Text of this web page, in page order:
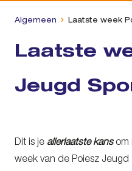
Algemeen Laatste week
Laatste
Jeugd
Dit is je allerlaatste kansom
week van de Poiesz Jeugd